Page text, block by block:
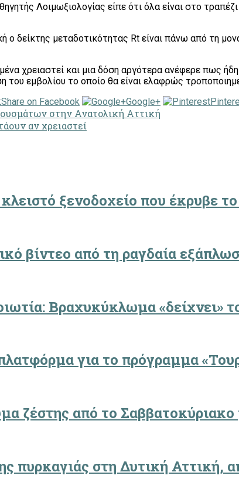
Λοιμωξιολογίας είπε ότι όλα είναι στο
ο δείκτης μεταδοτικότητας Rt είναι πάνω από τη
χρειαστεί και μια δόση αργότερα ανέφερε πως
του εμβολίου το οποίο θα είναι ελαφρώς
Share on Facebook Google+
στην Ανατολική Αττική
αν χρειαστεί
ξενοδοχείο που έκρυβε
βίντεο από τη ραγδαία
Βραχυκύκλωμα «δείχνει»
για το πρόγραμμα
ζέστης από το Σαββατοκύριακο
πυρκαγιάς στη Δυτική